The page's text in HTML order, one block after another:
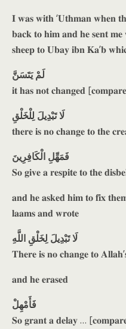
𝐈 𝐰𝐚𝐬 𝐰𝐢𝐭𝐡 ‘𝐔𝐭𝐡𝐦𝐚𝐧 𝐰𝐡𝐞𝐧
𝐛𝐚𝐜𝐤 𝐭𝐨 𝐡𝐢𝐦 𝐚𝐧𝐝 𝐡𝐞 𝐬𝐞𝐧𝐭 𝐦𝐞
𝐬𝐡𝐞𝐞𝐩 𝐭𝐨 𝐔𝐛𝐚𝐲 𝐢𝐛𝐧 𝐊𝐚’𝐛
لَمْ يَتَسَنَّ
𝐢𝐭 𝐡𝐚𝐬 𝐧𝐨𝐭 𝐜𝐡𝐚𝐧𝐠𝐞𝐝
لَا تَبْدِيلَ لِلْخَلْقِ
𝐭𝐡𝐞𝐫𝐞 𝐢𝐬 𝐧𝐨 𝐜𝐡𝐚𝐧𝐠𝐞 𝐭𝐨 𝐭𝐡𝐞
فَمَهِّلِ الْكَافِرِينَ
𝐒𝐨 𝐠𝐢𝐯𝐞 𝐚 𝐫𝐞𝐬𝐩𝐢𝐭𝐞 𝐭𝐨 𝐭𝐡𝐞
𝐚𝐧𝐝 𝐡𝐞 𝐚𝐬𝐤𝐞𝐝 𝐡𝐢𝐦 𝐭𝐨 𝐟𝐢𝐱
𝐥𝐚𝐚𝐦𝐬 𝐚𝐧𝐝 𝐰𝐫𝐨𝐭𝐞
لَا تَبْدِيلَ لِخَلْقِ اللَّهِ
𝐓𝐡𝐞𝐫𝐞 𝐢𝐬 𝐧𝐨 𝐜𝐡𝐚𝐧𝐠𝐞 𝐭𝐨
𝐚𝐧𝐝 𝐡𝐞 𝐞𝐫𝐚𝐬𝐞𝐝
فَأَمْهِلْ
𝐒𝐨 𝐠𝐫𝐚𝐧𝐭 𝐚 𝐝𝐞𝐥𝐚𝐲 …